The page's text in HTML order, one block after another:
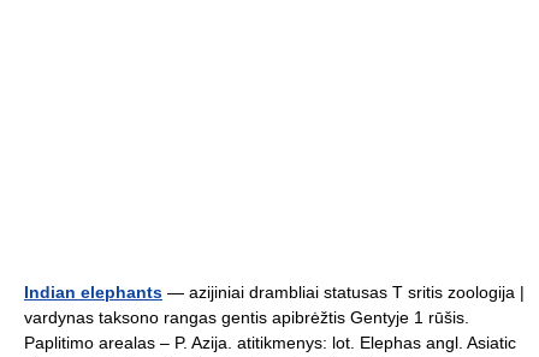
Indian elephants — azijiniai drambliai statusas T sritis zoologija |
vardynas taksono rangas gentis apibrėžtis Gentyje 1 rūšis.
Paplitimo arealas – P. Azija. atitikmenys: lot. Elephas angl. Asiatic